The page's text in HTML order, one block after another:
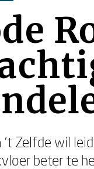
’t Zelfde wil
beter te